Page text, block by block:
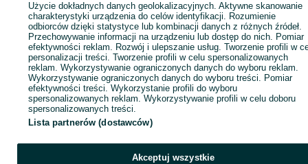
Wyślij wiadomość
Użycie dokładnych danych geolokalizacyjnych. Aktywne skanowanie
charakterystyki urządzenia do celów identyfikacji. Rozumienie
odbiorców dzięki statystyce lub kombinacji danych z różnych źródeł.
Przechowywanie informacji na urządzeniu lub dostęp do nich. Pomiar
efektywności reklam. Rozwój i ulepszanie usług. Tworzenie profili w
personalizacji treści. Tworzenie profili w celu spersonalizowanych
reklam. Wykorzystywanie ograniczonych danych do wyboru reklam.
Wykorzystywanie ograniczonych danych do wyboru treści. Pomiar
efektywności treści. Wykorzystanie profili do wyboru
spersonalizowanych reklam. Wykorzystywanie profili w celu doboru
spersonalizowanych treści.
Lista partnerów (dostawców)
Akceptuj wszystkie